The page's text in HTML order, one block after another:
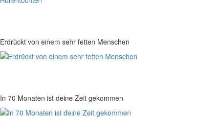
Erdrückt von einem sehr fetten Menschen
In 70 Monaten ist deine Zeit gekommen